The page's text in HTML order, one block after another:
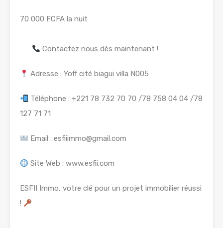
70 000 FCFA la nuit
Contactez nous dès maintenant !
Adresse : Yoff cité biagui villa N005
Téléphone : +221 78 732 70 70 /78 758 04 04 /78
127 71 71
Email : esfiiimmo@gmail.com
Site Web : www.esfii.com
ESFII Immo, votre clé pour un projet immobilier réussi
!